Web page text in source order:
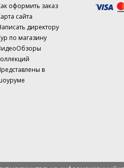
оформить заказ
сайта
директору
по магазину
в